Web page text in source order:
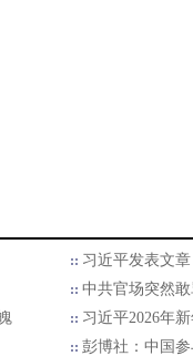
习近平发表文章
中共官场突然
习近平2026年
彭博社：中国